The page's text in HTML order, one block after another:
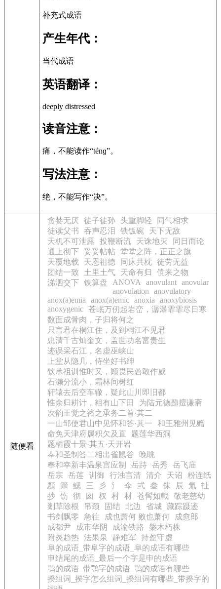
补充式成语
产生年代：
当代成语
英语翻译：
deeply distressed
读音注意：
痛，不能读作“ténɡ”。
写法注意：
绝，不能写作“决”。
随便看
贪婪无厌 徒子徒孙 头重脚轻
同气相求
徒读父书
吞声忍泪 铁饭碗
天下无敌
天机不可泄露
投鞭断流 天诛地灭
同日而论
通上彻下 妥妥帖帖 堂堂之阵，正正之旗
天覆地载
天恩祖德 同床共枕 徒劳无益
团结一致
土里土气 天命有归
傥来之物
涕泗交下 铁算盘 ANOVA anovulant anovular
anovulation
anovulatory
anox(a)emia
anox(a)emic anoxia
anoxybiosis
anoxygenic 苍岷万仞起岩峦，潺瀑霏霏尽日寒
数面成骨肉，子归将何之
只言君在桐江住，及到桐江不见君
忠清千古灿奎文，盖世功名富贵生
迹误采石江，名虚巫峡山
上堂从隐几，侍坐好书绅
钦承祖训惟时又，顾畏民碞敢作威
石濑分流小，霜林间树红
轩辕去后空车辙，疑此山川即旧都
惟余归耕计，粗有山下田
为陆元德题擅谦斋
次韵王觉之裕之承务二首·其二
一山邹使君山中见怀和答·其一
和王雅州见赠
命免天津府属积欠及直
题莲华西洞
题栖霞十景·其五·天开岩
奉和圣制答二相出雀鼠谷
晚眺
奉和幸新丰温泉宫应制
岳跱 岳秀
岳飞庙
岳宗
岳莲 训御 行浊言清 清介 天诏
粉连纸
顋 簺 鰓 三 彡 氵 伞 弎 叁 俕 辰 氚
扯
抄 饬 彻 囱 杈 村 材 苍髯如戟 敬老慈幼
剗草除根
吊颈 固结 北边 省城
藏踪蹑迹
书剑飘零
急往 成也萧何 败也萧何
成愈郎
成都尹
成市华阴 成渝铁路
槃木朽株
附炎趋热
法果泉 静难军
持盈守虚
阜的成语_带阜字的成语_阜的成语有哪些
申结尾的成语_最后一个字是申的成语
鹗的成语_带鹗字的成语_鹗的成语有哪些
揆组词_揆字怎么组词_揆组词有哪些_带揆字的